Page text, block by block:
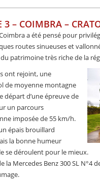
– COIMBRA –
a été pensé pour
routes sinueuses et
patrimoine très riche de la
ont rejoint, une
de moyenne montagne
départ d’une épreuve de
un parcours
imposée de 55 km/h.
épais brouillard
la bonne humeur
se déroulent pour le mieux.
la Mercedes Benz 300 SL N°4